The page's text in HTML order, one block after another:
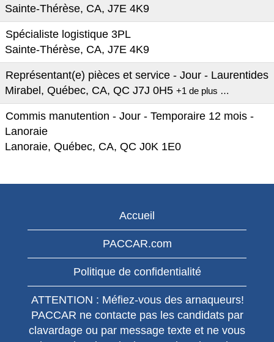
Sainte-Thérèse, CA, J7E 4K9
Spécialiste logistique 3PL
Sainte-Thérèse, CA, J7E 4K9
Représentant(e) pièces et service - Jour - Laurentides
Mirabel, Québec, CA, QC J7J 0H5 +1 de plus …
Commis manutention - Jour - Temporaire 12 mois -
Lanoraie
Lanoraie, Québec, CA, QC J0K 1E0
Accueil
PACCAR.com
Politique de confidentialité
ATTENTION : Méfiez-vous des arnaqueurs!
PACCAR ne contacte pas les candidats par
clavardage ou par message texte et ne vous